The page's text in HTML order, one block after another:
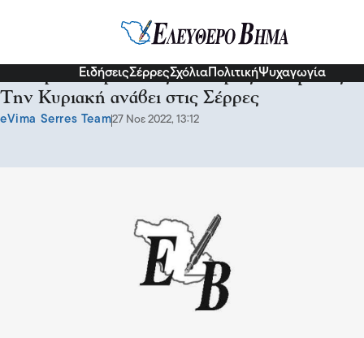
ΕιδήσειςΣέρρεςΣχόλια ΠολιτικήΨυχαγωγία
Η κίτρινη καρδιά της «Καθαρής Εβδομάδας»:
Την Κυριακή ανάβει στις Σέρρες
eVima Serres Team27 Νοε 2022, 13:12